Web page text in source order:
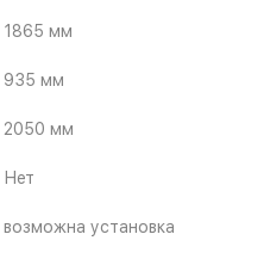
1865 мм
935 мм
2050 мм
Нет
возможна установка